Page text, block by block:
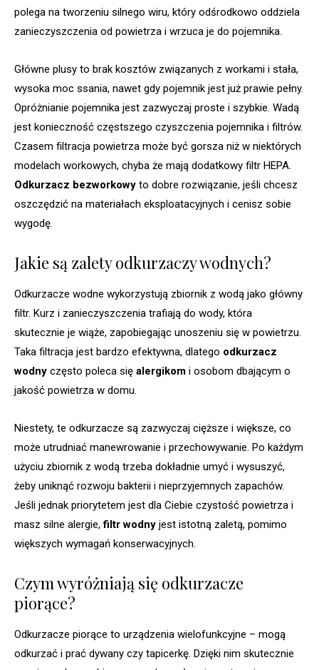
polega na tworzeniu silnego wiru, który odśrodkowo oddziela
zanieczyszczenia od powietrza i wrzuca je do pojemnika.
Główne plusy to brak kosztów związanych z workami i stała,
wysoka moc ssania, nawet gdy pojemnik jest już prawie pełny.
Opróżnianie pojemnika jest zazwyczaj proste i szybkie. Wadą
jest konieczność częstszego czyszczenia pojemnika i filtrów.
Czasem filtracja powietrza może być gorsza niż w niektórych
modelach workowych, chyba że mają dodatkowy filtr HEPA.
Odkurzacz bezworkowy to dobre rozwiązanie, jeśli chcesz
oszczędzić na materiałach eksploatacyjnych i cenisz sobie
wygodę.
Jakie są zalety odkurzaczy wodnych?
Odkurzacze wodne wykorzystują zbiornik z wodą jako główny
filtr. Kurz i zanieczyszczenia trafiają do wody, która
skutecznie je wiąże, zapobiegając unoszeniu się w powietrzu.
Taka filtracja jest bardzo efektywna, dlatego odkurzacz
wodny często poleca się alergikom i osobom dbającym o
jakość powietrza w domu.
Niestety, te odkurzacze są zazwyczaj cięższe i większe, co
może utrudniać manewrowanie i przechowywanie. Po każdym
użyciu zbiornik z wodą trzeba dokładnie umyć i wysuszyć,
żeby uniknąć rozwoju bakterii i nieprzyjemnych zapachów.
Jeśli jednak priorytetem jest dla Ciebie czystość powietrza i
masz silne alergie,filtr wodny jest istotną zaletą, pomimo
większych wymagań konserwacyjnych.
Czym wyróżniają się odkurzacze
piorące?
Odkurzacze piorące to urządzenia wielofunkcyjne – mogą
odkurzać i prać dywany czy tapicerkę. Dzięki nim skutecznie